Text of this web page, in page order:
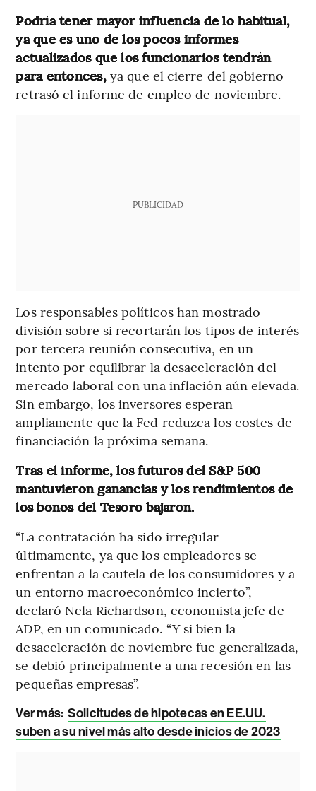
Podría tener mayor influencia de lo habitual,
ya que es uno de los pocos informes
actualizados que los funcionarios tendrán
para entonces, ya que el cierre del gobierno
retrasó el informe de empleo de noviembre.
PUBLICIDAD
Los responsables políticos han mostrado
división sobre si recortarán los tipos de interés
por tercera reunión consecutiva, en un
intento por equilibrar la desaceleración del
mercado laboral con una inflación aún elevada.
Sin embargo, los inversores esperan
ampliamente que la Fed reduzca los costes de
financiación la próxima semana.
Tras el informe, los futuros del S&P 500
mantuvieron ganancias y los rendimientos de
los bonos del Tesoro bajaron.
“La contratación ha sido irregular
últimamente, ya que los empleadores se
enfrentan a la cautela de los consumidores y a
un entorno macroeconómico incierto”,
declaró Nela Richardson, economista jefe de
ADP, en un comunicado. “Y si bien la
desaceleración de noviembre fue generalizada,
se debió principalmente a una recesión en las
pequeñas empresas”.
Ver más: Solicitudes de hipotecas en EE.UU.
suben a su nivel más alto desde inicios de 2023